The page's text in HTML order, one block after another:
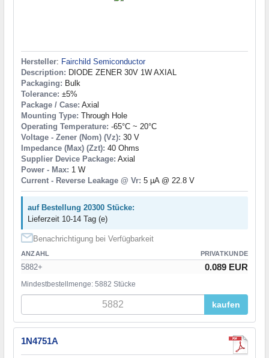
Hersteller: Fairchild Semiconductor
Description: DIODE ZENER 30V 1W AXIAL
Packaging: Bulk
Tolerance: ±5%
Package / Case: Axial
Mounting Type: Through Hole
Operating Temperature: -65°C ~ 20°C
Voltage - Zener (Nom) (Vz): 30 V
Impedance (Max) (Zzt): 40 Ohms
Supplier Device Package: Axial
Power - Max: 1 W
Current - Reverse Leakage @ Vr: 5 µA @ 22.8 V
auf Bestellung 20300 Stücke:
Lieferzeit 10-14 Tag (e)
Benachrichtigung bei Verfügbarkeit
ANZAHL PRIVATKUNDE
5882+ 0.089 EUR
Mindestbestellmenge: 5882 Stücke
kaufen
1N4751A